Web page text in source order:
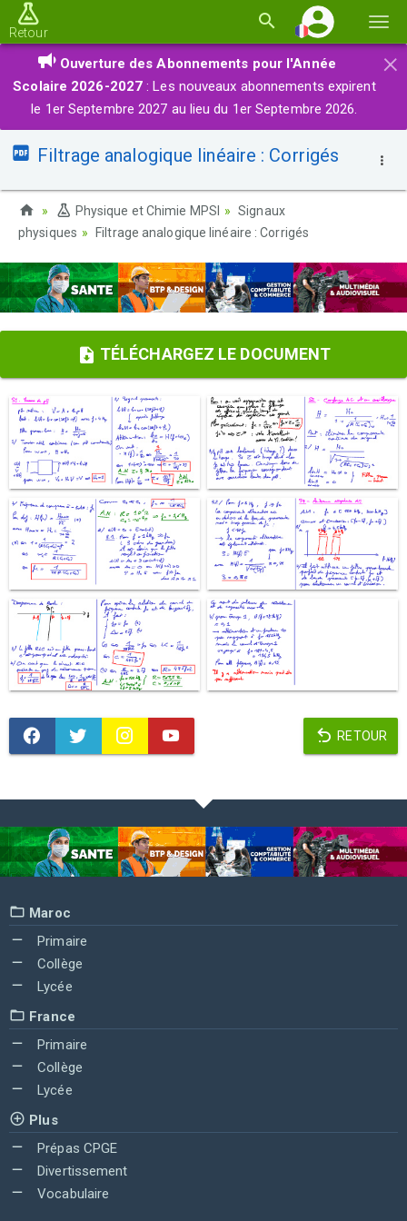
la
Retour
×
Ouverture des Abonnements pour l'Année
Scolaire 2026-2027 : Les nouveaux abonnements expirent
le 1er Septembre 2027 au lieu du 1er Septembre 2026.
Filtrage analogique linéaire : Corrigés
Physique et Chimie MPSI
Signaux
physiques
Filtrage analogique linéaire : Corrigés
TÉLÉCHARGEZ LE DOCUMENT
RETOUR
Maroc
Primaire
Collège
Lycée
France
Primaire
Collège
Lycée
Plus
Prépas CPGE
Divertissement
Vocabulaire